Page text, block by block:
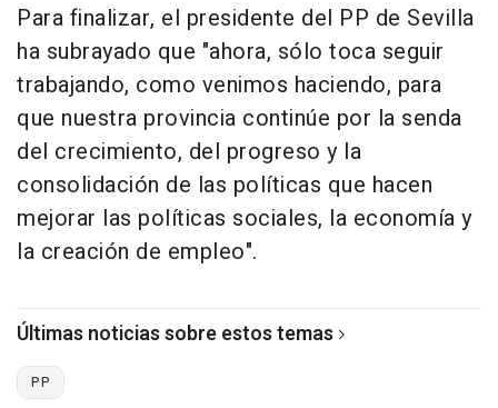
Para finalizar, el presidente del PP de Sevilla
ha subrayado que "ahora, sólo toca seguir
trabajando, como venimos haciendo, para
que nuestra provincia continúe por la senda
del crecimiento, del progreso y la
consolidación de las políticas que hacen
mejorar las políticas sociales, la economía y
la creación de empleo".
Últimas noticias sobre estos temas
PP